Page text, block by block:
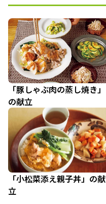
「豚しゃぶ肉の蒸し焼き」
の献立
「小松菜添え親子丼」の献
立